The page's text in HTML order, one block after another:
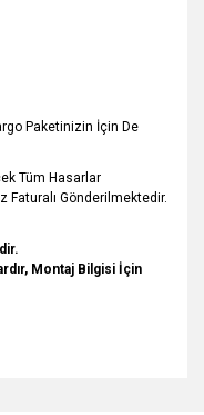
Paketinizin İçin De
Tüm Hasarlar
Faturalı Gönderilmektedir.
Montaj Bilgisi İçin